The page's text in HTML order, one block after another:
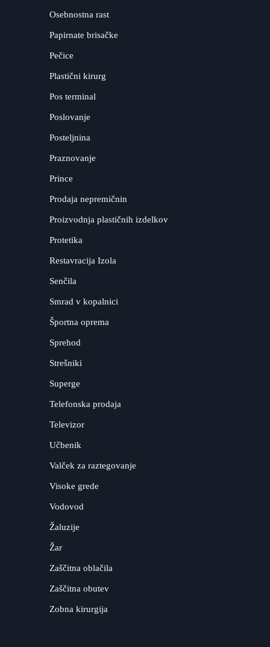
Osebnostna rast
Papirnate brisačke
Pečice
Plastični kirurg
Pos terminal
Poslovanje
Posteljnina
Praznovanje
Prince
Prodaja nepremičnin
Proizvodnja plastičnih izdelkov
Protetika
Restavracija Izola
Senčila
Smrad v kopalnici
Športna oprema
Sprehod
Strešniki
Superge
Telefonska prodaja
Televizor
Učbenik
Valček za raztegovanje
Visoke grede
Vodovod
Žaluzije
Žar
Zaščitna oblačila
Zaščitna obutev
Zobna kirurgija